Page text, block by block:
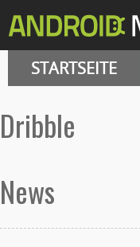
STARTSEITE
dribble
News